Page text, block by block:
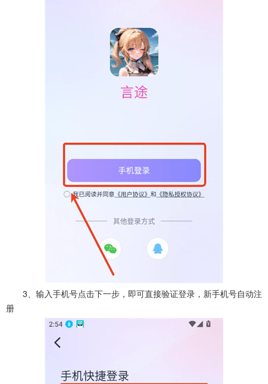
3、输入手机号点击下一步，即可直接验证登录，新手机号自动注
册